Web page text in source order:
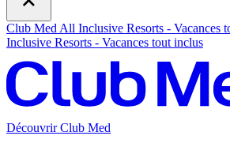
Club Med All Inclusive Resorts - Vacances
Inclusive Resorts - Vacances tout inclus
Découvrir Club Med